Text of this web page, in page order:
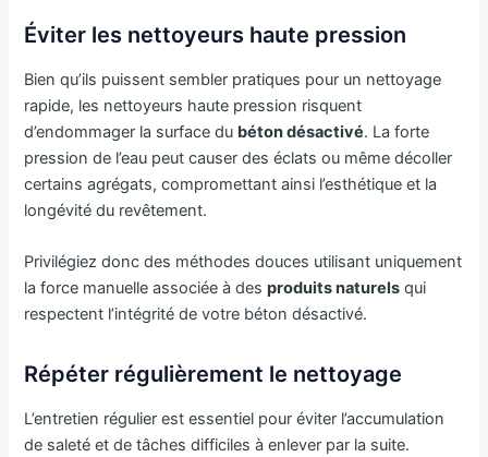
Éviter les nettoyeurs haute pression
Bien qu’ils puissent sembler pratiques pour un nettoyage
rapide, les nettoyeurs haute pression risquent
d’endommager la surface du béton désactivé. La forte
pression de l’eau peut causer des éclats ou même décoller
certains agrégats, compromettant ainsi l’esthétique et la
longévité du revêtement.
Privilégiez donc des méthodes douces utilisant uniquement
la force manuelle associée à desproduits naturels qui
respectent l’intégrité de votre béton désactivé.
Répéter régulièrement le nettoyage
L’entretien régulier est essentiel pour éviter l’accumulation
de saleté et de tâches difficiles à enlever par la suite.